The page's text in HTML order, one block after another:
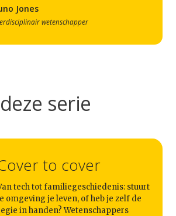
Generale
Jones
wetenschapper
serie
to cover
tech tot familiegeschiedenis: stuurt
omgeving je leven, of heb je zelf de
in handen? Wetenschappers